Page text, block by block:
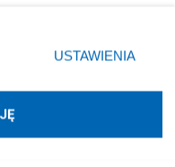
W3media.pl
prywatności
strony
zgody
się takiemu
zastosowania tylko
USTAWIENIA